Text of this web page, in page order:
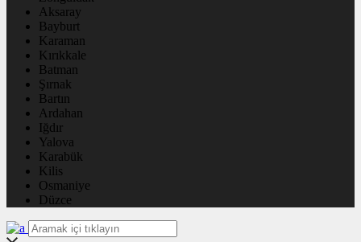
Aksaray
Bayburt
Karaman
Kırıkkale
Batman
Şırnak
Bartın
Ardahan
Iğdır
Yalova
Karabük
Kilis
Osmaniye
Düzce